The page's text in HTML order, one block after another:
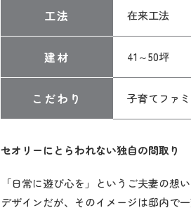
工法 在来工法
建材 41～50坪
こだわり 子育てファ
セオリーにとらわれない独自の間取り
「日常に遊び心を」というご夫妻の想
デザインだが、そのイメージは邸内で